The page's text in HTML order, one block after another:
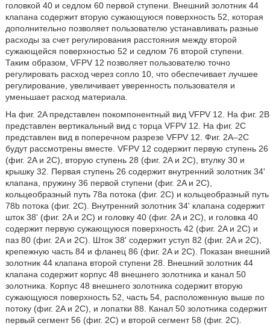
головкой 40 и седлом 60 первой ступени. Внешний золотник 44
клапана содержит вторую сужающуюся поверхность 52, которая
дополнительно позволяет пользователю устанавливать разные
расходы за счет регулирования расстояния между второй
сужающейся поверхностью 52 и седлом 76 второй ступени.
Таким образом, VFPV 12 позволяет пользователю точно
регулировать расход через сопло 10, что обеспечивает лучшее
регулирование, увеличивает уверенность пользователя и
уменьшает расход материала.
На фиг. 2A представлен покомпонентный вид VFPV 12. На фиг. 2B
представлен вертикальный вид с торца VFPV 12. На фиг. 2C
представлен вид в поперечном разрезе VFPV 12. Фиг. 2A–2C
будут рассмотрены вместе. VFPV 12 содержит первую ступень 26
(фиг. 2A и 2C), вторую ступень 28 (фиг. 2A и 2C), втулку 30 и
крышку 32. Первая ступень 26 содержит внутренний золотник 34'
клапана, пружину 36 первой ступени (фиг. 2A и 2C),
кольцеобразный путь 78a потока (фиг. 2C) и кольцеобразный путь
78b потока (фиг. 2C). Внутренний золотник 34' клапана содержит
шток 38' (фиг. 2A и 2C) и головку 40 (фиг. 2A и 2C), и головка 40
содержит первую сужающуюся поверхность 42 (фиг. 2A и 2C) и
паз 80 (фиг. 2A и 2C). Шток 38' содержит уступ 82 (фиг. 2A и 2C),
крепежную часть 84 и фланец 86 (фиг. 2A и 2C). Показан внешний
золотник 44 клапана второй ступени 28. Внешний золотник 44
клапана содержит корпус 48 внешнего золотника и канал 50
золотника. Корпус 48 внешнего золотника содержит вторую
сужающуюся поверхность 52, часть 54, расположенную выше по
потоку (фиг. 2A и 2C), и лопатки 88. Канал 50 золотника содержит
первый сегмент 56 (фиг. 2C) и второй сегмент 58 (фиг. 2C).